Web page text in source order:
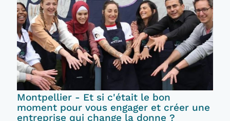
Montpellier - Et si c'était le bon
moment pour vous engager et créer une
entreprise qui change la donne ?